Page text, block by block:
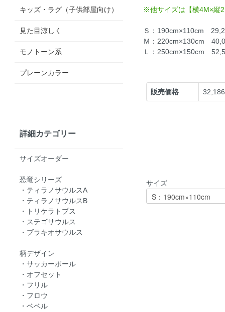
※他サイズは【横4M×縦
Ｓ：190cm×110cm
Ｍ：220cm×130cm
Ｌ：250cm×150cm
販売価格
サイズ
キッズ・ラグ（子供部屋向け）
見た目涼しく
モノトーン系
プレーンカラー
詳細カテゴリー
サイズオーダー
恐竜シリーズ
・ティラノサウルスA
・ティラノサウルスB
・トリケラトプス
・ステゴサウルス
・ブラキオサウルス
柄デザイン
・サッカーボール
・オフセット
・フリル
・フロウ
・ベベル